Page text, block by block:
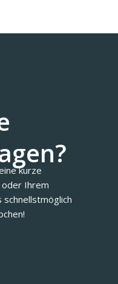
kurze
Ihrem
schnellstmöglich